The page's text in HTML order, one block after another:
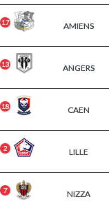
17 AMIENS
13 ANGERS
18 CAEN
2 LILLE
7 NIZZA